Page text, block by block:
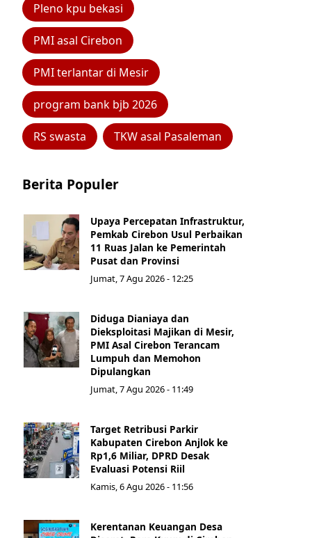
Pleno kpu bekasi
PMI asal Cirebon
PMI terlantar di Mesir
program bank bjb 2026
RS swasta TKW asal Pasaleman
Berita Populer
Upaya Percepatan Infrastruktur,
Pemkab Cirebon Usul Perbaikan
11 Ruas Jalan ke Pemerintah
Pusat dan Provinsi
Jumat, 7 Agu 2026 - 12:25
Diduga Dianiaya dan
Dieksploitasi Majikan di Mesir,
PMI Asal Cirebon Terancam
Lumpuh dan Memohon
Dipulangkan
Jumat, 7 Agu 2026 - 11:49
Target Retribusi Parkir
Kabupaten Cirebon Anjlok ke
Rp1,6 Miliar, DPRD Desak
Evaluasi Potensi Riil
Kamis, 6 Agu 2026 - 11:56
Kerentanan Keuangan Desa